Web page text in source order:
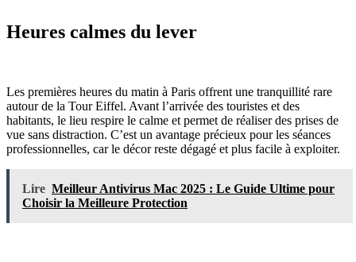
Heures calmes du lever
Les premières heures du matin à Paris offrent une tranquillité rare
autour de la Tour Eiffel. Avant l’arrivée des touristes et des
habitants, le lieu respire le calme et permet de réaliser des prises de
vue sans distraction. C’est un avantage précieux pour les séances
professionnelles, car le décor reste dégagé et plus facile à exploiter.
Lire Meilleur Antivirus Mac 2025 : Le Guide Ultime pour
Choisir la Meilleure Protection